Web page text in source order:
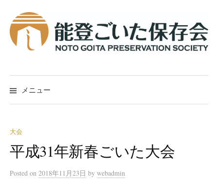
ン
テ
ン
メニュー
大会
平成31年新春ごいた大会
Posted on 2018年11月23日 by webadmin